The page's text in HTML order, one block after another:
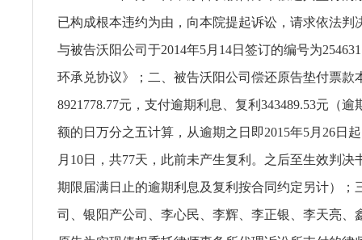
已构成根本违约为由，向本院提起诉讼，请求依法判
与被告沃阳公司于2014年5月14日签订的编号为
环承兑协议》；二、被告沃阳公司偿还原告垫付票款
8921778.77元，支付逾期利息、复利343489.53元（
额的日万分之五计算，从逾期之日即2015年5月26日
月10日，共77天，此前未产生复利。之后至生效判决
期限届满日止的逾期利息及复利按合同约定另计）；
司、银阳产公司、李心民、李辉、李正银、李天亮、